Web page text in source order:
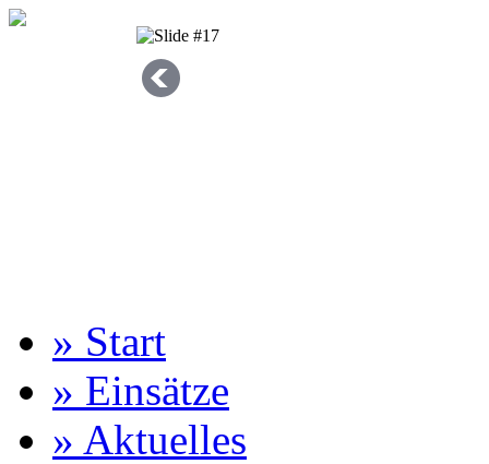
» Start
» Einsätze
» Aktuelles